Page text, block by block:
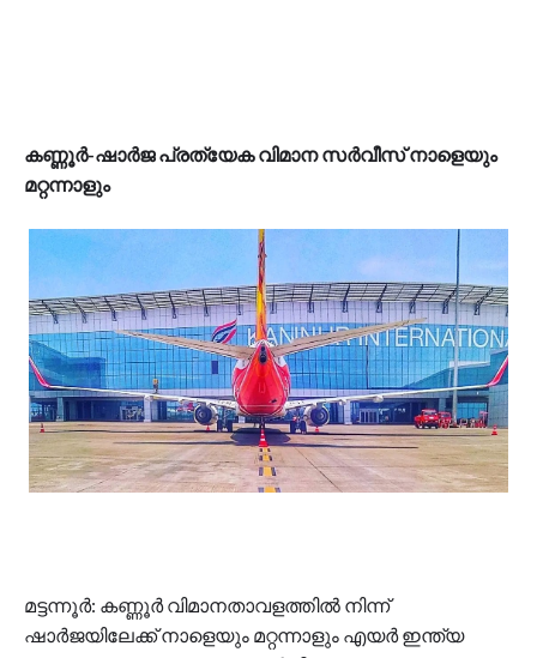
കണ്ണൂർ-ഷാർജ പ്രത്യേക വിമാന സർവീസ് നാളെയും
മറ്റന്നാളും
മട്ടന്നൂർ: കണ്ണൂർ വിമാനതാവളത്തിൽ നിന്ന്
ഷാർജയിലേക്ക് നാളെയും മറ്റന്നാളും എയർ ഇന്ത്യ